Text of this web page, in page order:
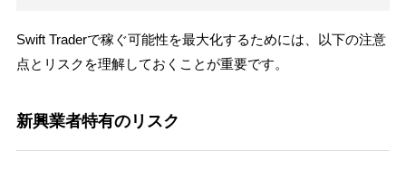
Swift Traderで稼ぐ可能性を最大化するためには、以下の注意
点とリスクを理解しておくことが重要です。
新興業者特有のリスク